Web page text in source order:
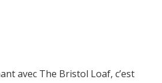
avec The Bristol Loaf, c’est